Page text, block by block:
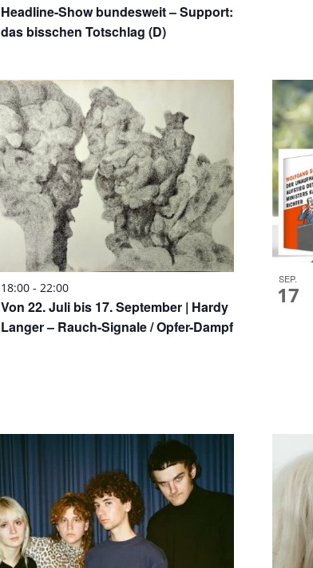
Headline-Show bundesweit – Support:
das bisschen Totschlag (D)
Von 22. Juli bis 17. September | Hardy
Langer – Rauch-Signale / Opfer-Dampf
18:00- 22:00
SEP.
17